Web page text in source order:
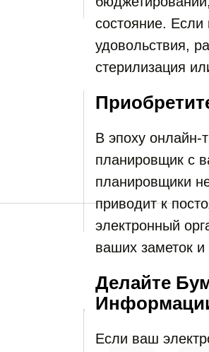
состояние. Если
удовольствия,
стерилизация
В эпоху онлайн-
планировщик с
планировщики
приводит к
электронный
ваших заметок и
Делайте
Если ваш